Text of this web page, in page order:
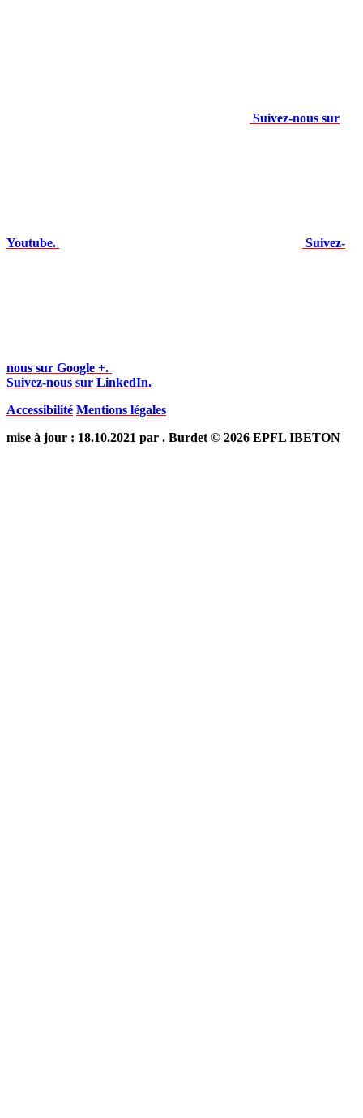
Suivez-nous sur
Youtube. Suivez-
nous sur Google +.
Suivez-nous sur LinkedIn.
Accessibilité Mentions légales
mise à jour : 18.10.2021 par . Burdet © 2026 EPFL IBETON